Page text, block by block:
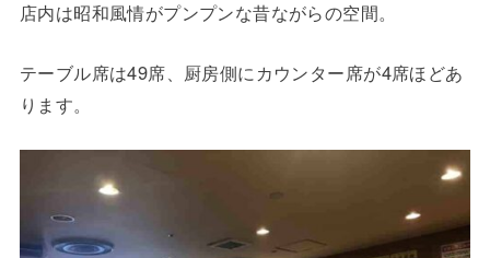
店内は昭和風情がプンプンな昔ながらの空間。
テーブル席は49席、厨房側にカウンター席が4席ほどあ
ります。